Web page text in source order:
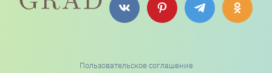
Пользовательское соглашение